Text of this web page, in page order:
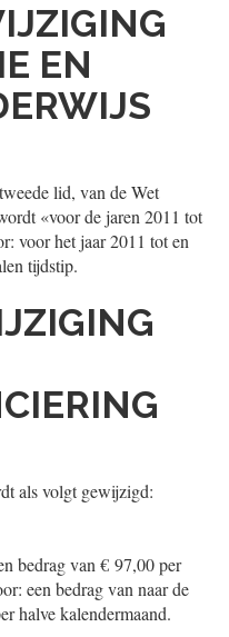
EN
lid, van de Wet
«voor de jaren 2011 tot
voor het jaar 2011 tot en
tijdstip.
als volgt gewijzigd:
bedrag van € 97,00 per
een bedrag van naar de
halve kalendermaand.